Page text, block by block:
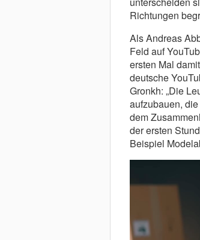
Richtungen
Als Andreas
Feld auf
ersten Mal
deutsche
Gronkh: „Die
aufzubauen, die
dem
der ersten
Beispiel